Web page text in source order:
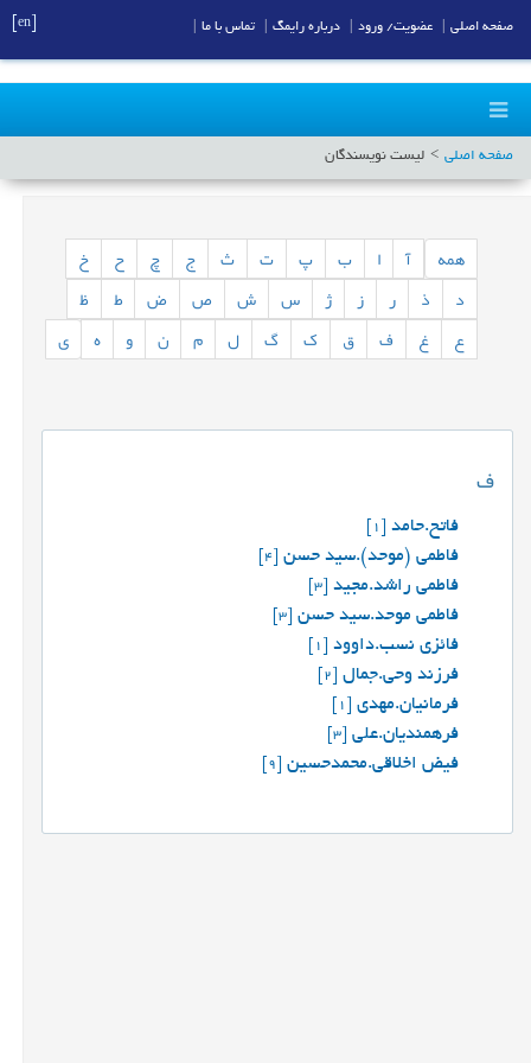
صفحه اصلی لیست نویسندگان
همه ب پ ت ث ج چ ح
خ
د
ذ ر ز ژ س ش ص ض ط
ظ
ع
غ ف ق ک گ ل م ن و ه ی
ف
فاتح.حامد[1]
فاطمی (موحد).سید حسن[4]
فاطمی راشد.مجید[3]
فاطمی موحد.سید حسن[3]
فائزی نسب.داوود[1]
فرزند وحي.جمال[2]
فرمانیان.مهدی[1]
فرهمندیان.علی[3]
فیض اخلاقی.محمدحسین[9]
صفحه اصلی عضویت/ ورود درباره رایمگ تماس با ما